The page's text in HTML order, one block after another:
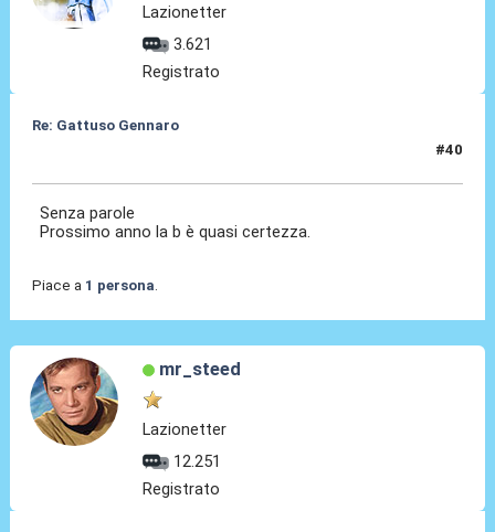
Lazionetter
3.621
Registrato
Re: Gattuso Gennaro
#40
Senza parole
Prossimo anno la b è quasi certezza.
Piace a 1 persona
mr_steed
Lazionetter
12.251
Registrato